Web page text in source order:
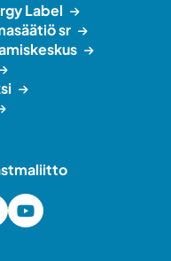
Label
sr